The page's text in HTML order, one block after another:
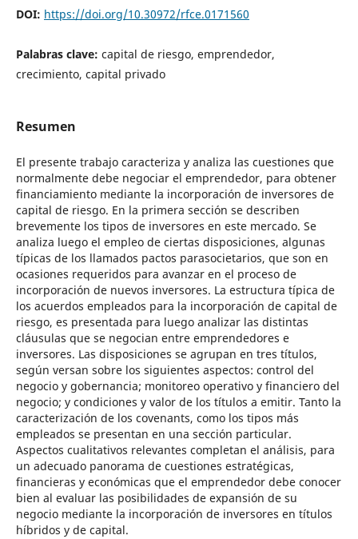
DOI: https://doi.org/10.30972/rfce.0171560
Palabras clave: capital de riesgo, emprendedor,
crecimiento, capital privado
Resumen
El presente trabajo caracteriza y analiza las cuestiones que
normalmente debe negociar el emprendedor, para obtener
financiamiento mediante la incorporación de inversores de
capital de riesgo. En la primera sección se describen
brevemente los tipos de inversores en este mercado. Se
analiza luego el empleo de ciertas disposiciones, algunas
típicas de los llamados pactos parasocietarios, que son en
ocasiones requeridos para avanzar en el proceso de
incorporación de nuevos inversores. La estructura típica de
los acuerdos empleados para la incorporación de capital de
riesgo, es presentada para luego analizar las distintas
cláusulas que se negocian entre emprendedores e
inversores. Las disposiciones se agrupan en tres títulos,
según versan sobre los siguientes aspectos: control del
negocio y gobernancia; monitoreo operativo y financiero del
negocio; y condiciones y valor de los títulos a emitir. Tanto la
caracterización de los covenants, como los tipos más
empleados se presentan en una sección particular.
Aspectos cualitativos relevantes completan el análisis, para
un adecuado panorama de cuestiones estratégicas,
financieras y económicas que el emprendedor debe conocer
bien al evaluar las posibilidades de expansión de su
negocio mediante la incorporación de inversores en títulos
híbridos y de capital.